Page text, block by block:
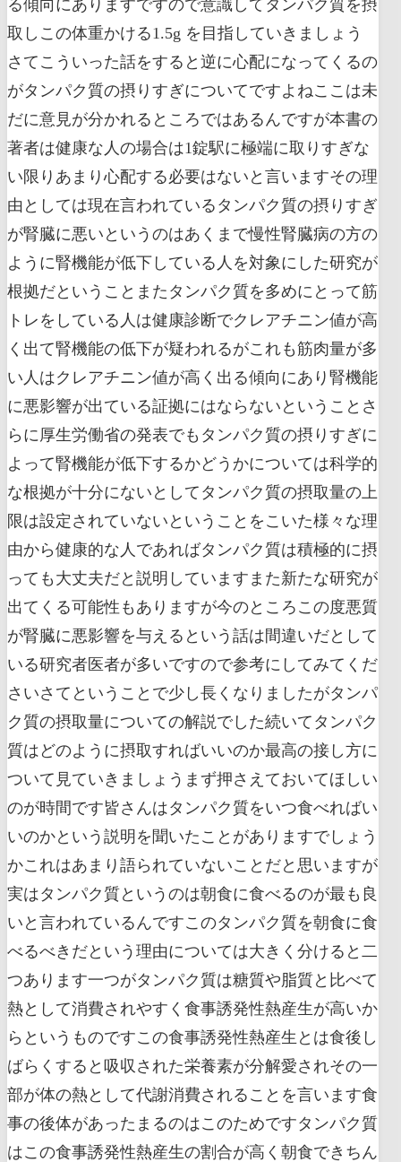
る傾向にありますですので意識してタンパク質を摂
取しこの体重かける1.5g を目指していきましょう
さてこういった話をすると逆に心配になってくるの
がタンパク質の摂りすぎについてですよねここは未
だに意見が分かれるところではあるんですが本書の
著者は健康な人の場合は1錠駅に極端に取りすぎな
い限りあまり心配する必要はないと言いますその理
由としては現在言われているタンパク質の摂りすぎ
が腎臓に悪いというのはあくまで慢性腎臓病の方の
ように腎機能が低下している人を対象にした研究が
根拠だということまたタンパク質を多めにとって筋
トレをしている人は健康診断でクレアチニン値が高
く出て腎機能の低下が疑われるがこれも筋肉量が多
い人はクレアチニン値が高く出る傾向にあり腎機能
に悪影響が出ている証拠にはならないということさ
らに厚生労働省の発表でもタンパク質の摂りすぎに
よって腎機能が低下するかどうかについては科学的
な根拠が十分にないとしてタンパク質の摂取量の上
限は設定されていないということをこいた様々な理
由から健康的な人であればタンパク質は積極的に摂
っても大丈夫だと説明していますまた新たな研究が
出てくる可能性もありますが今のところこの度悪質
が腎臓に悪影響を与えるという話は間違いだとして
いる研究者医者が多いですので参考にしてみてくだ
さいさてということで少し長くなりましたがタンパ
ク質の摂取量についての解説でした続いてタンパク
質はどのように摂取すればいいのか最高の接し方に
ついて見ていきましょうまず押さえておいてほしい
のが時間です皆さんはタンパク質をいつ食べればい
いのかという説明を聞いたことがありますでしょう
かこれはあまり語られていないことだと思いますが
実はタンパク質というのは朝食に食べるのが最も良
いと言われているんですこのタンパク質を朝食に食
べるべきだという理由については大きく分けると二
つあります一つがタンパク質は糖質や脂質と比べて
熱として消費されやすく食事誘発性熱産生が高いか
らというものですこの食事誘発性熱産生とは食後し
ばらくすると吸収された栄養素が分解愛されその一
部が体の熱として代謝消費されることを言います食
事の後体があったまるのはこのためですタンパク質
はこの食事誘発性熱産生の割合が高く朝食できちん